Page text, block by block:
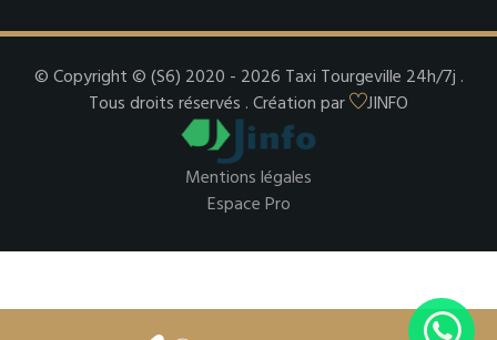
© Copyright © (S6) 2020 - 2026 Taxi Tourgeville 24h/7j .
Tous droits réservés . Création par
JINFO
Mentions légales
Espace Pro